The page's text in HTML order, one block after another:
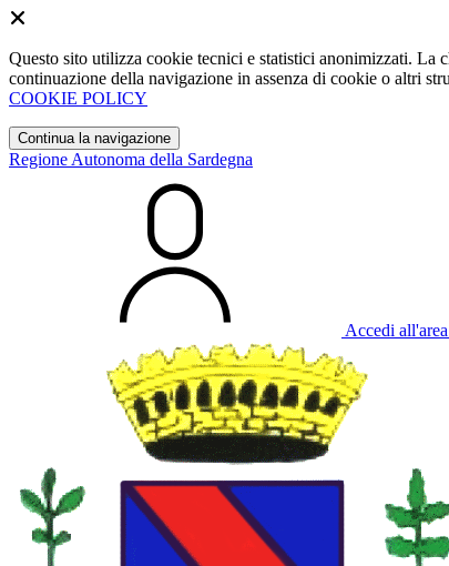
Questo sito utilizza cookie tecnici e statistici anonimizzati. La
continuazione della navigazione in assenza di cookie o altri
COOKIE POLICY
Continua la navigazione
Regione Autonoma della Sardegna
Accedi